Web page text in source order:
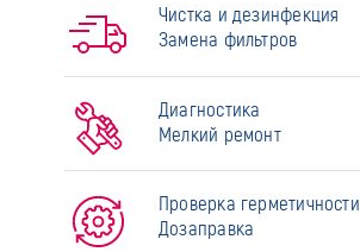
Чистка и дезинфекция
Замена фильтров
Диагностика
Мелкий ремонт
Проверка герметичности
Дозаправка